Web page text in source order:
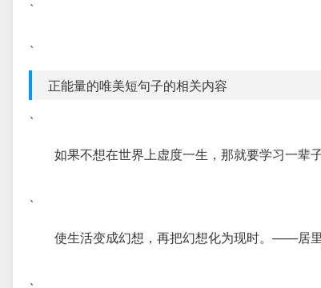
、
正能量的唯美短句子的相关内容
、
如果不想在世界上虚度一生，那就要学习一辈
、
使生活变成幻想，再把幻想化为现时。——居里
、